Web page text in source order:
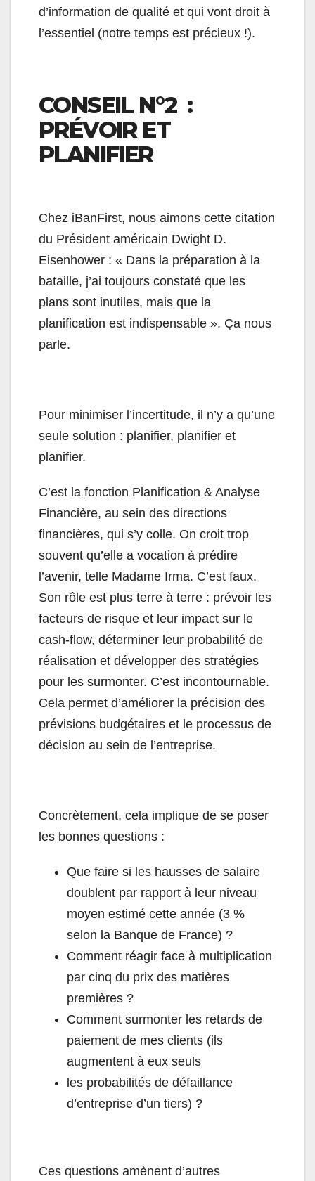
d’information de qualité et qui vont droit à
l’essentiel (notre temps est précieux !).
CONSEIL N°2 :
PRÉVOIR ET
PLANIFIER
Chez iBanFirst, nous aimons cette citation
du Président américain Dwight D.
Eisenhower : « Dans la préparation à la
bataille, j’ai toujours constaté que les
plans sont inutiles, mais que la
planification est indispensable ». Ça nous
parle.
Pour minimiser l’incertitude, il n’y a qu’une
seule solution : planifier, planifier et
planifier.
C’est la fonction Planification & Analyse
Financière, au sein des directions
financières, qui s’y colle. On croit trop
souvent qu’elle a vocation à prédire
l’avenir, telle Madame Irma. C’est faux.
Son rôle est plus terre à terre : prévoir les
facteurs de risque et leur impact sur le
cash-flow, déterminer leur probabilité de
réalisation et développer des stratégies
pour les surmonter. C’est incontournable.
Cela permet d’améliorer la précision des
prévisions budgétaires et le processus de
décision au sein de l’entreprise.
Concrètement, cela implique de se poser
les bonnes questions :
Que faire si les hausses de salaire
doublent par rapport à leur niveau
moyen estimé cette année (3 %
selon la Banque de France) ?
Comment réagir face à multiplication
par cinq du prix des matières
premières ?
Comment surmonter les retards de
paiement de mes clients (ils
augmentent à eux seuls
les probabilités de défaillance
d’entreprise d’un tiers) ?
Ces questions amènent d’autres